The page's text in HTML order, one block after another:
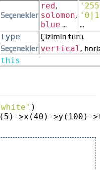
Seçenekler
red,
solomon,
blue ...
...
type
Çizimin türü.
Seçenekler vertical ,
this
)
->x(40) ->y(100) ->